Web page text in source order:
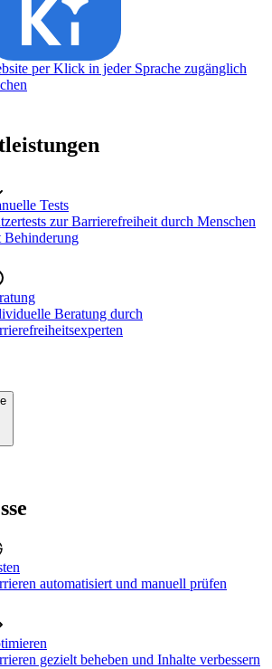
per Klick in jeder Sprache zugänglich
Tests
zur Barrierefreiheit durch Menschen
Behinderung
Beratung durch
automatisiert und manuell prüfen
gezielt beheben und Inhalte verbessern